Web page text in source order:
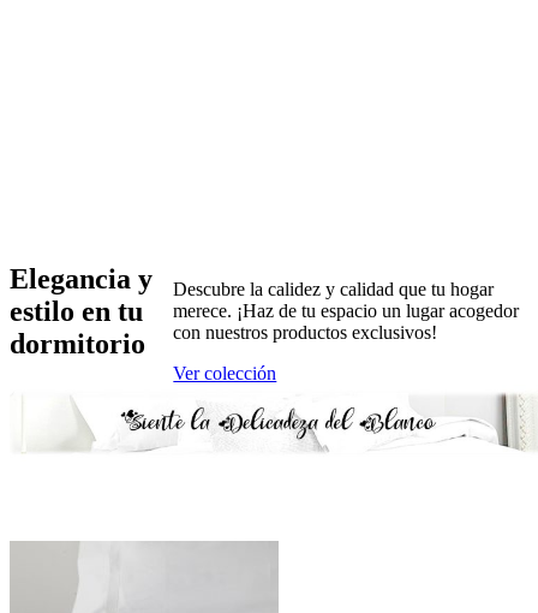
Elegancia y
estilo en tu
dormitorio
Descubre la calidez y calidad que tu hogar
merece. ¡Haz de tu espacio un lugar acogedor
con nuestros productos exclusivos!
Ver colección